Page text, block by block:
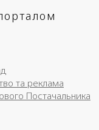
та реклама
Постачальника